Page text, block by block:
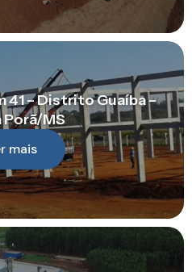
41 – Distrito Guaíba –
MS
mais